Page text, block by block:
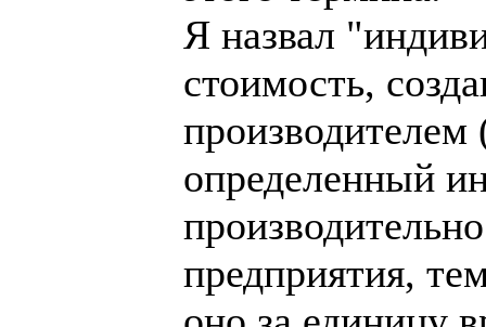
Я назвал
стоимость,
производителем
определенный
предприятия,